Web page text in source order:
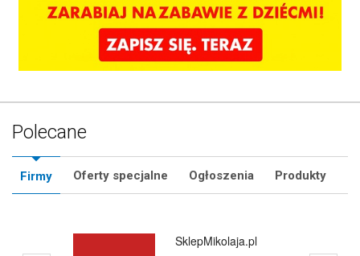
Polecane
Firmy Oferty specjalne Ogłoszenia Produkty
Kurs Animatora